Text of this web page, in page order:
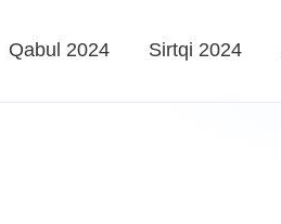
Qabul 2024 Sirtqi 2024